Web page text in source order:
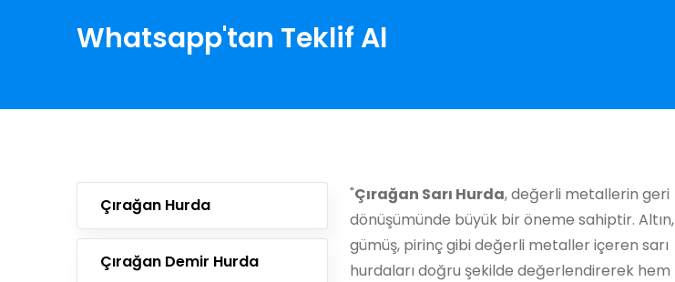
Whatsapp'tan Teklif Al
Çırağan Hurda
Çırağan Demir Hurda
"Çırağan Sarı Hurda, değerli metallerin geri
dönüşümünde büyük bir öneme sahiptir. Altın,
gümüş, pirinç gibi değerli metaller içeren sarı
hurdaları doğru şekilde değerlendirerek hem